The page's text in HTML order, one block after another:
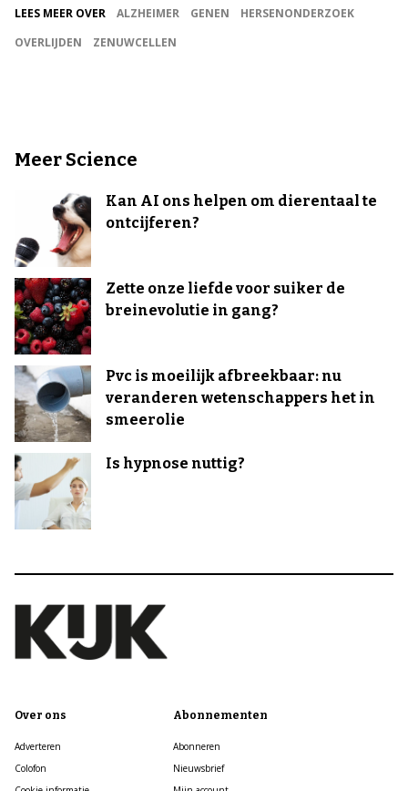
LEES MEER OVER ALZHEIMER GENEN
HERSENONDERZOEK
OVERLIJDEN
ZENUWCELLEN
Meer Science
Kan AI ons helpen om dierentaal te
ontcijferen?
Zette onze liefde voor suiker de
breinevolutie in gang?
Pvc is moeilijk afbreekbaar: nu
veranderen wetenschappers het in
smeerolie
Is hypnose nuttig?
Over ons
Adverteren
Colofon
Abonnementen
Abonneren
Nieuwsbrief